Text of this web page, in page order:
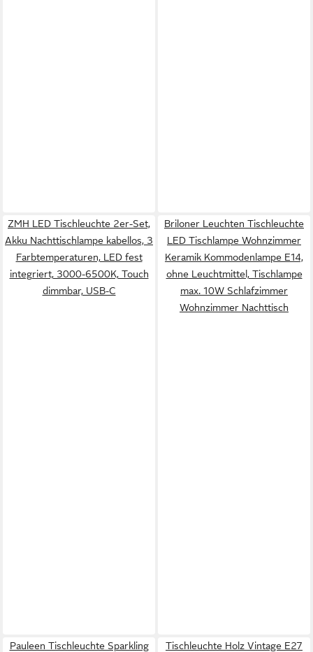
ZMH LED Tischleuchte 2er-Set,
Akku Nachttischlampe kabellos, 3
Farbtemperaturen, LED fest
integriert, 3000-6500K, Touch
dimmbar, USB-C
Briloner Leuchten Tischleuchte
LED Tischlampe Wohnzimmer
Keramik Kommodenlampe E14,
ohne Leuchtmittel, Tischlampe
max. 10W Schlafzimmer
Wohnzimmer Nachttisch
Pauleen Tischleuchte Sparkling
Tischleuchte Holz Vintage E27